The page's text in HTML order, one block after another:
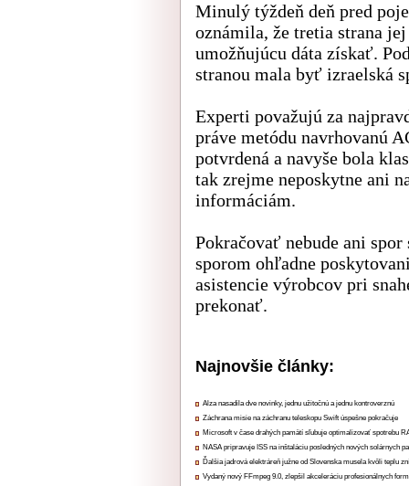
Minulý týždeň deň pred
oznámila, že tretia strana
umožňujúcu dáta získať.
stranou mala byť izraelská
Experti považujú za
práve metódu navrhovanú
potvrdená a navyše bola
tak zrejme neposkytne ani
informáciám.
Pokračovať nebude ani
sporom ohľadne
asistencie výrobcov pri
prekonať.
Najnovšie články:
Alza nasadila dve novinky, jednu užitočnú a jednu kontroverznú
Záchrana misie na záchranu teleskopu Swift úspešne pokračuje
Microsoft v čase drahých pamätí sľubuje optimalizovať spotrebu
NASA pripravuje ISS na inštaláciu posledných nových solárnych
Ďalšia jadrová elektráreň južne od Slovenska musela kvôli teplu
Vydaný nový FFmpeg 9.0, zlepšil akceleráciu profesionálnych